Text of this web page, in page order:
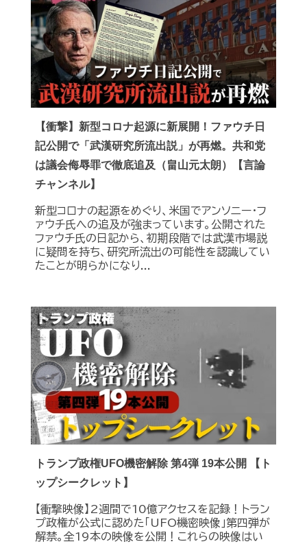
【衝撃】新型コロナ起源に新展開！ファウチ日
記公開で「武漢研究所流出説」が再燃。共和党
は議会侮辱罪で徹底追及（畠山元太朗）【言論
チャンネル】
新型コロナの起源をめぐり、米国でアンソニー・フ
ァウチ氏への追及が強まっています。公開された
ファウチ氏の日記から、初期段階では武漢市場説
に疑問を持ち、研究所流出の可能性を認識してい
たことが明らかになり...
トランプ政権UFO機密解除 第4弾 19本公開 【ト
ップシークレット】
【衝撃映像】2週間で10億アクセスを記録！トラン
プ政権が公式に認めた｢UFO機密映像｣第四弾が
解禁。全19本の映像を公開！これらの映像はい